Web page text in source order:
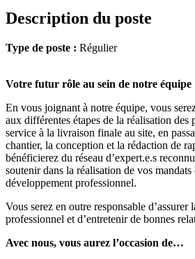
Description du poste
Type de poste : Régulier
Votre futur rôle au sein de notre équipe
En vous joignant à notre équipe, vous
aux différentes étapes de la réalisation des
service à la livraison finale au site, en
chantier, la conception et la rédaction de
bénéficierez du réseau d’expert.e.s
soutenir dans la réalisation de vos mandats
développement professionnel.
Vous serez en outre responsable d’assurer
professionnel et d’entretenir de bonnes
Avec nous, vous aurez l’occasion de…